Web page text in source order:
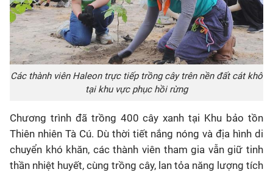
Các thành viên Haleon trực tiếp trồng cây trên nền đất cát khô
tại khu vực phục hồi rừng
Chương trình đã trồng 400 cây xanh tại Khu bảo tồn
Thiên nhiên Tà Cú. Dù thời tiết nắng nóng và địa hình di
chuyển khó khăn, các thành viên tham gia vẫn giữ tinh
thần nhiệt huyết, cùng trồng cây, lan tỏa năng lượng tích